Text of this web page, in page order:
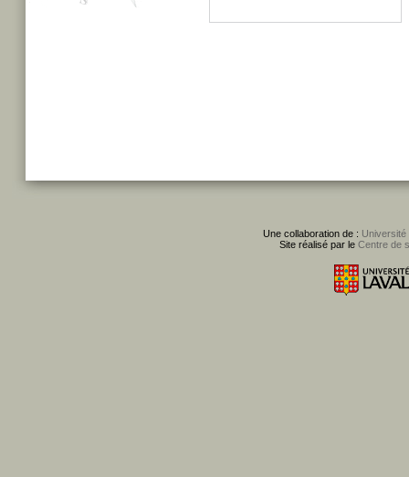
Une collaboration de : Université
Site réalisé par le Centre de